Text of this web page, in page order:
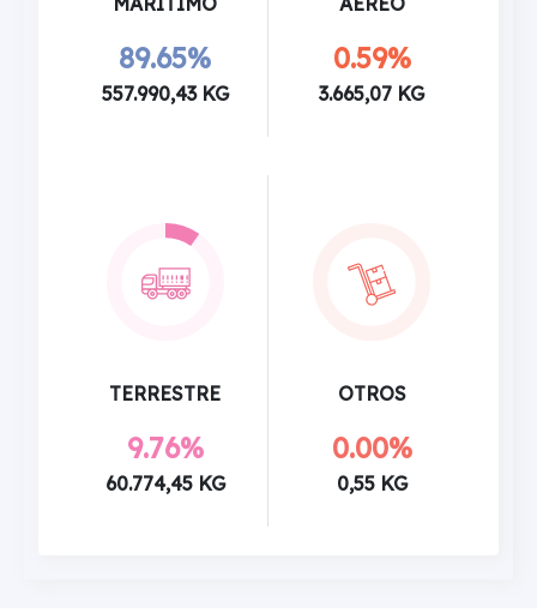
89.65%
557.990,43 KG
0.59%
3.665,07 KG
TERRESTRE
9.76%
60.774,45 KG
OTROS
0.00%
0,55 KG